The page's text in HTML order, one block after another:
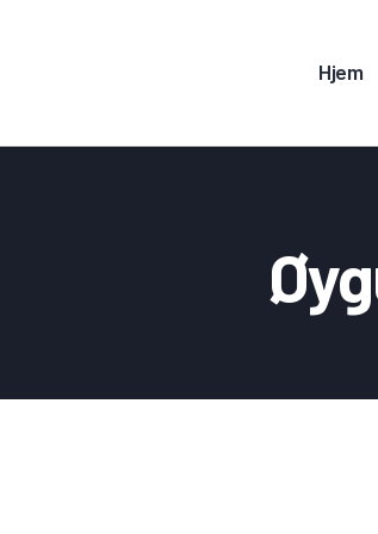
Hjem
KONTAKT OSS